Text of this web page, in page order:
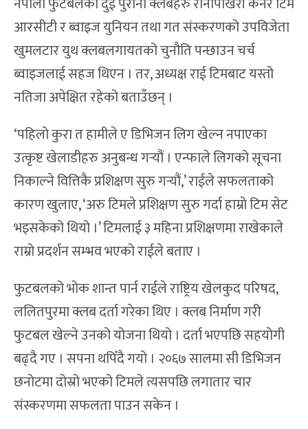
आरसीटी र ब्वाइज युनियन तथा गत संस्करणको उपविजेता
खुमलटार युथ क्लबलगायतको चुनौति पन्छाउन चर्च
ब्वाइजलाई सहज थिएन । तर, अध्यक्ष राई टिमबाट यस्तो
नतिजा अपेक्षित रहेको बताउँछन् ।
‘पहिलो कुरा त हामीले ए डिभिजन लिग खेल्न नपाएका
उत्कृष्ट खेलाडीहरु अनुबन्ध गर्‍यौं । एन्फाले लिगको सूचना
निकाल्ने वित्तिकै प्रशिक्षण सुरु गर्‍यौं,’ राईले सफलताको
कारण खुलाए, ‘अरु टिमले प्रशिक्षण सुरु गर्दा हाम्रो टिम सेट
भइसकेको थियो ।’ टिमलाई ३ महिना प्रशिक्षणमा राखेकाले
राम्रो प्रदर्शन सम्भव भएको राईले बताए ।
फुटबलको भोक शान्त पार्न राईले राष्ट्रिय खेलकुद परिषद,
ललितपुरमा क्लब दर्ता गरेका थिए । क्लब निर्माण गरी
फुटबल खेल्ने उनको योजना थियो । दर्ता भएपछि सहयोगी
बढ्दै गए । सपना थपिँदै गयो । २०६७ सालमा सी डिभिजन
छनोटमा दोस्रो भएको टिमले त्यसपछि लगातार चार
संस्करणमा सफलता पाउन सकेन ।